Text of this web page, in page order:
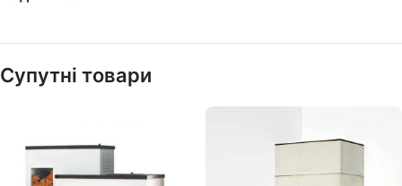
Супутні товари